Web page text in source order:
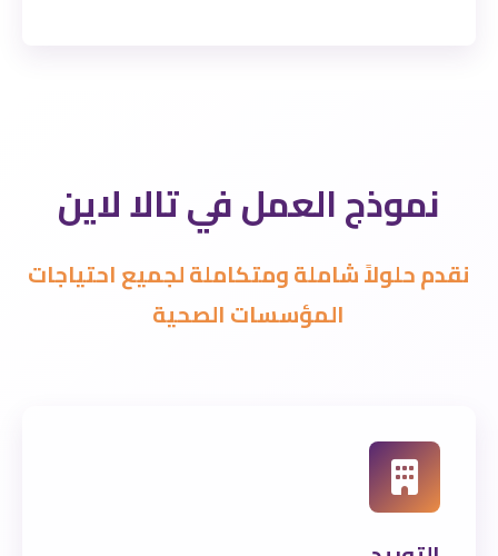
نموذج العمل في تالا لاين
نقدم حلولاً شاملة ومتكاملة لجميع احتياجات
المؤسسات الصحية